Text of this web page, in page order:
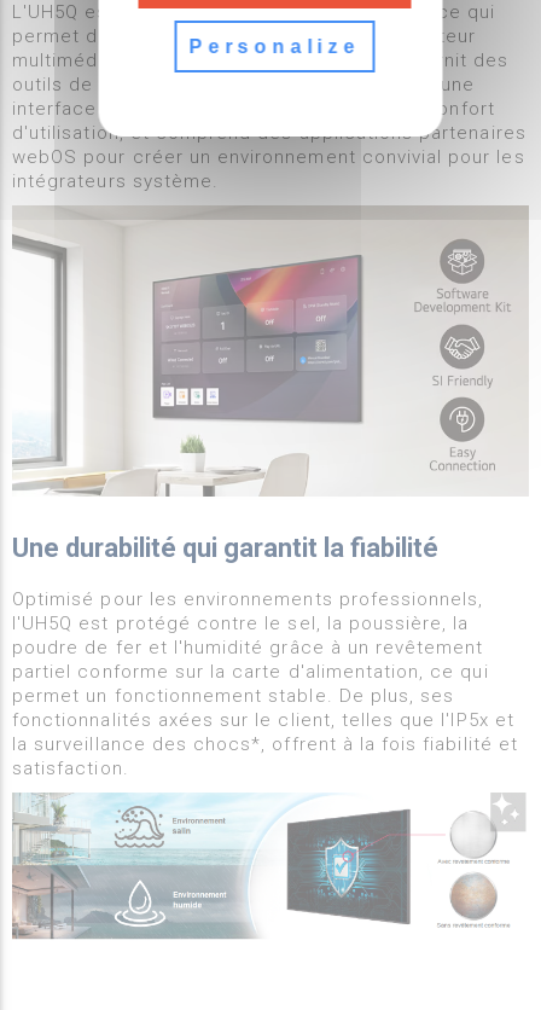
L'UH5Q est équipé d'un SoC haute performance qui
permet d'effectuer plusieurs tâches sans lecteur
multimédia séparé. La plateforme webOS fournit des
outils de développement d'applications avec une
interface utilisateur intuitive qui améliore le confort
d'utilisation, et comprend des applications partenaires
webOS pour créer un environnement convivial pour les
intégrateurs système.
Une durabilité qui garantit la fiabilité
Optimisé pour les environnements professionnels,
l'UH5Q est protégé contre le sel, la poussière, la
poudre de fer et l'humidité grâce à un revêtement
partiel conforme sur la carte d'alimentation, ce qui
permet un fonctionnement stable. De plus, ses
fonctionnalités axées sur le client, telles que l'IP5x et
la surveillance des chocs*, offrent à la fois fiabilité et
satisfaction.
Personalize